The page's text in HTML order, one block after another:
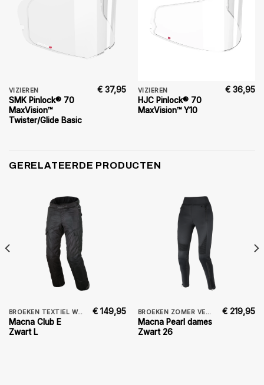
VIZIEREN
SMK Pinlock® 70
MaxVision™
Twister/Glide Basic
€ 37,95 VIZIEREN
HJC Pinlock® 70
MaxVision™ Y10
€ 36,95
GERELATEERDE PRODUCTEN
BROEKEN TEXTIEL WATERDICHT
Macna Club E
Zwart L
€ 149,95 BROEKEN ZOMER VENTILATIE DAMES
Macna Pearl dames
Zwart 26
€ 219,95